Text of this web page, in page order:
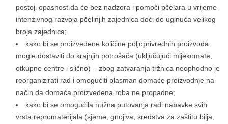
postoji opasnost da će bez nadzora i pomoći pčelara u vrijeme
intenzivnog razvoja pčelinjih zajednica doći do uginuća velikog
broja zajednica;
kako bi se proizvedene količine poljoprivrednih proizvoda
mogle dostaviti do krajnjih potrošača (uključujući mljekomate,
otkupne centre i slično) – zbog zatvaranja tržnica neophodno je
reorganizirati rad i omogućiti plasman domaće proizvodnje na
način da domaća proizvedena roba ne propadne;
kako bi se omogućila nužna putovanja radi nabavke svih
vrsta repromaterijala (sjeme, gnojiva, sredstva za zaštitu bilja,